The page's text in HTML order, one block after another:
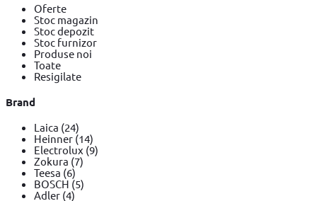
Oferte
Stoc magazin
Stoc depozit
Stoc furnizor
Produse noi
Toate
Resigilate
Brand
Laica (24)
Heinner (14)
Electrolux (9)
Zokura (7)
Teesa (6)
BOSCH (5)
Adler (4)